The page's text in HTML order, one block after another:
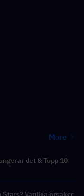
More
det & Topp 10
Stars? Vanliga orsaker